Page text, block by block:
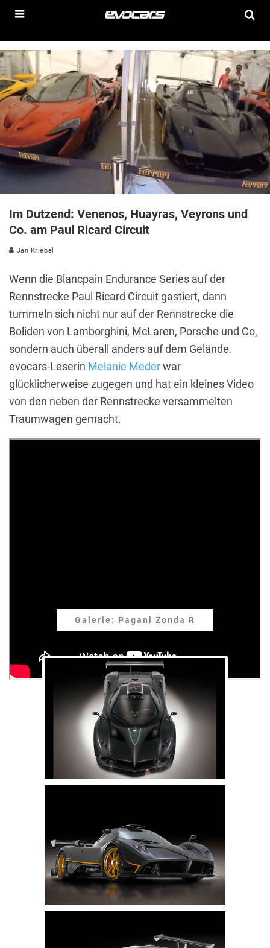
Im Dutzend: Venenos, Huayras, Veyrons und
Co. am Paul Ricard Circuit
Jan Kriebel
Wenn die Blancpain Endurance Series auf der
Rennstrecke Paul Ricard Circuit gastiert, dann
tummeln sich nicht nur auf der Rennstrecke die
Boliden von Lamborghini, McLaren, Porsche und Co,
sondern auch überall anders auf dem Gelände.
evocars-Leserin Melanie Mederwar
glücklicherweise zugegen und hat ein kleines Video
von den neben der Rennstrecke versammelten
Traumwagen gemacht.
Galerie: Pagani Zonda R